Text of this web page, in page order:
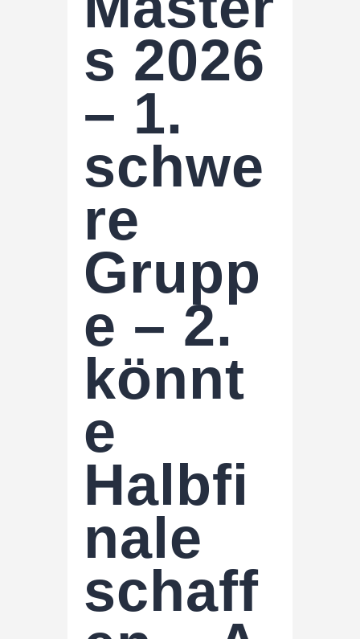
s 2026
– 1.
schwe
re
Grupp
e – 2.
könnt
e
Halbfi
nale
schaff